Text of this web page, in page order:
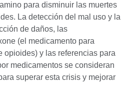
para disminuir las muertes
La detección del mal uso y la
de daños, las
(el medicamento para
opioides) y las referencias para
medicamentos se consideran
superar esta crisis y mejorar